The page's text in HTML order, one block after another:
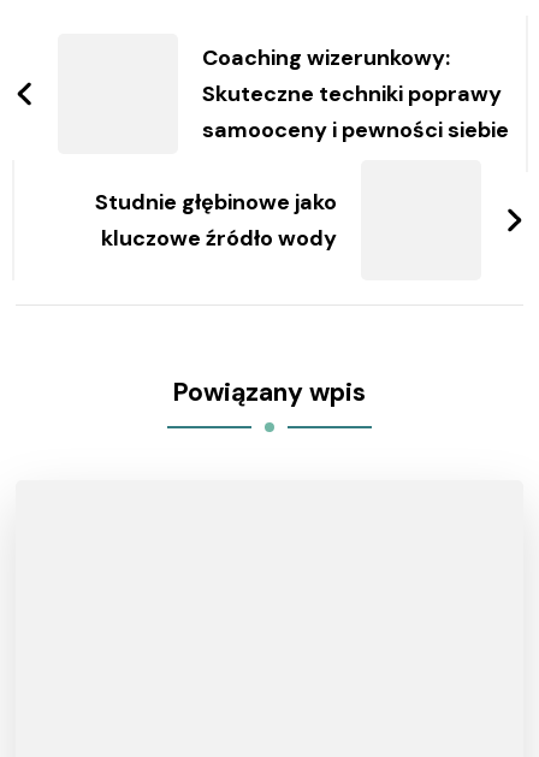
Coaching wizerunkowy:
Skuteczne techniki poprawy
samooceny i pewności siebie
Studnie głębinowe jako
kluczowe źródło wody
Powiązany wpis